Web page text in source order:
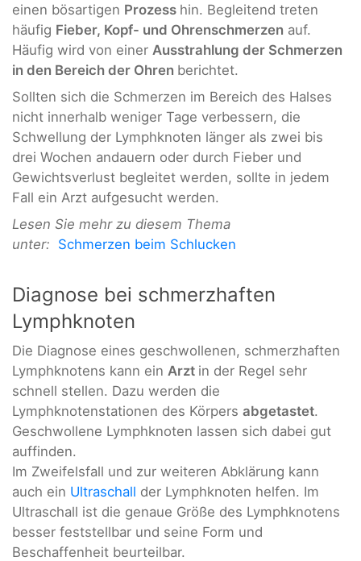
einen bösartigen Prozess hin. Begleitend treten
häufig Fieber, Kopf- und Ohrenschmerzen auf.
Häufig wird von einer Ausstrahlung der Schmerzen
in den Bereich der Ohren berichtet.
Sollten sich die Schmerzen im Bereich des Halses
nicht innerhalb weniger Tage verbessern, die
Schwellung der Lymphknoten länger als zwei bis
drei Wochen andauern oder durch Fieber und
Gewichtsverlust begleitet werden, sollte in jedem
Fall ein Arzt aufgesucht werden.
Lesen Sie mehr zu diesem Thema
unter: Schmerzen beim Schlucken
Diagnose bei schmerzhaften
Lymphknoten
Die Diagnose eines geschwollenen, schmerzhaften
Lymphknotens kann ein Arzt in der Regel sehr
schnell stellen. Dazu werden die
Lymphknotenstationen des Körpers abgetastet.
Geschwollene Lymphknoten lassen sich dabei gut
auffinden.
Im Zweifelsfall und zur weiteren Abklärung kann
auch ein Ultraschall der Lymphknoten helfen. Im
Ultraschall ist die genaue Größe des Lymphknotens
besser feststellbar und seine Form und
Beschaffenheit beurteilbar.